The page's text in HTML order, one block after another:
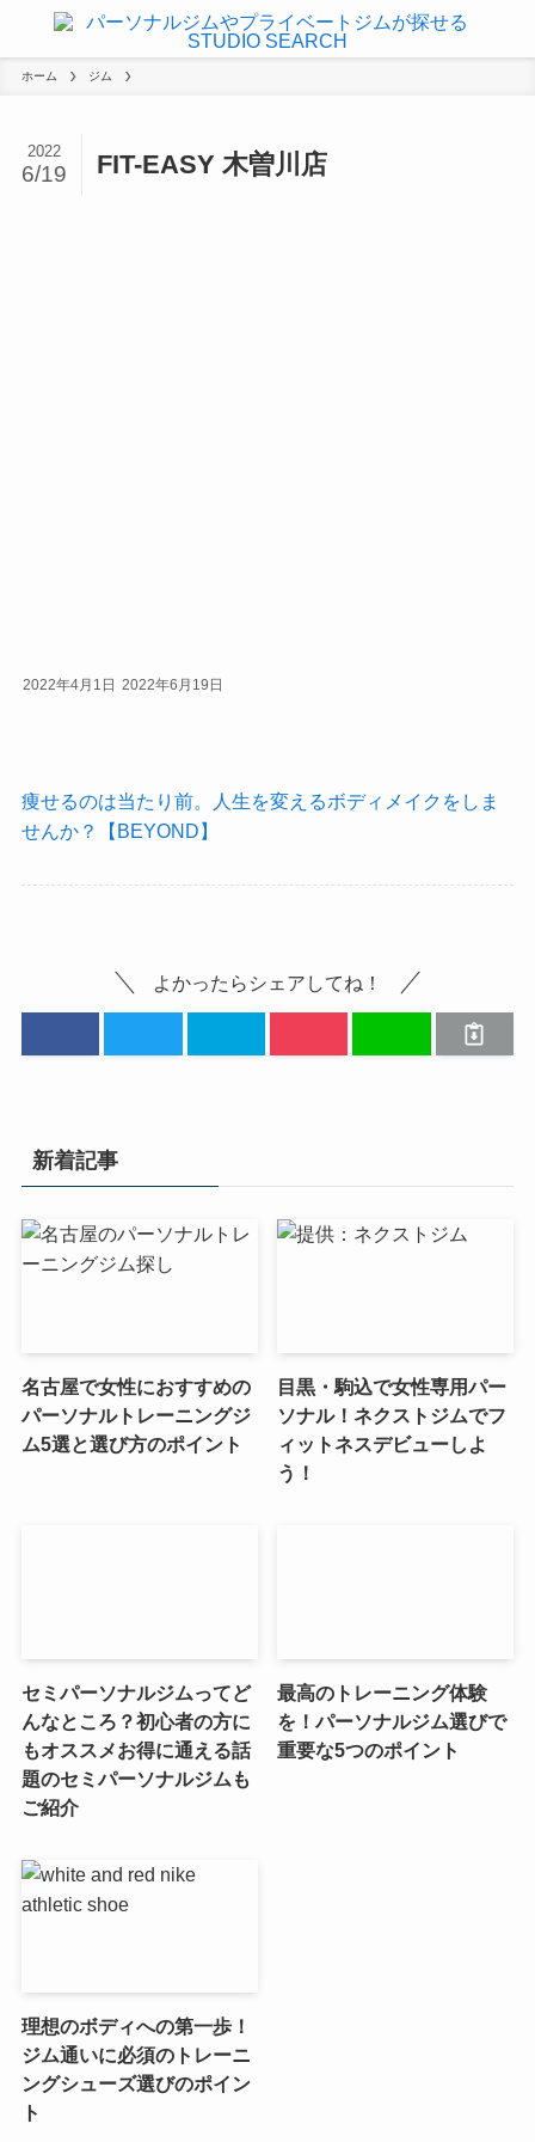
ホーム ジム
FIT-EASY 木曽川店
2022
6/19
2022年4月1日 2022年6月19日
痩せるのは当たり前。人生を変えるボディメイクをしま
せんか？【BEYOND】
よかったらシェアしてね！
新着記事
名古屋で女性におすすめの
パーソナルトレーニングジ
ム5選と選び方のポイント
目黒・駒込で女性専用パー
ソナル！ネクストジムでフ
ィットネスデビューしよ
う！
セミパーソナルジムってど
んなところ？初心者の方に
もオススメお得に通える話
題のセミパーソナルジムも
ご紹介
最高のトレーニング体験
を！パーソナルジム選びで
重要な5つのポイント
理想のボディへの第一歩！
ジム通いに必須のトレーニ
ングシューズ選びのポイン
ト